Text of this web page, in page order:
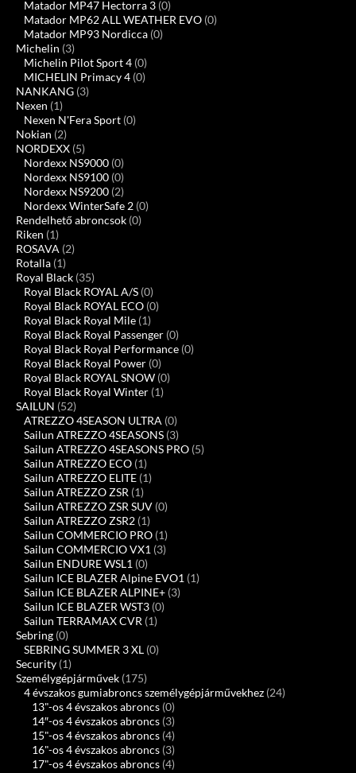
Matador MP47 Hectorra 3 (0)
Matador MP62 ALL WEATHER EVO (0)
Matador MP93 Nordicca (0)
Michelin (3)
Michelin Pilot Sport 4 (0)
MICHELIN Primacy 4 (0)
NANKANG (3)
Nexen (1)
Nexen N'Fera Sport (0)
Nokian (2)
NORDEXX (5)
Nordexx NS9000 (0)
Nordexx NS9100 (0)
Nordexx NS9200 (2)
Nordexx WinterSafe 2 (0)
Rendelhető abroncsok (0)
Riken (1)
ROSAVA (2)
Rotalla (1)
Royal Black (35)
Royal Black ROYAL A/S (0)
Royal Black ROYAL ECO (0)
Royal Black Royal Mile (1)
Royal Black Royal Passenger (0)
Royal Black Royal Performance (0)
Royal Black Royal Power (0)
Royal Black ROYAL SNOW (0)
Royal Black Royal Winter (1)
SAILUN (52)
ATREZZO 4SEASON ULTRA (0)
Sailun ATREZZO 4SEASONS (3)
Sailun ATREZZO 4SEASONS PRO (5)
Sailun ATREZZO ECO (1)
Sailun ATREZZO ELITE (1)
Sailun ATREZZO ZSR (1)
Sailun ATREZZO ZSR SUV (0)
Sailun ATREZZO ZSR2 (1)
Sailun COMMERCIO PRO (1)
Sailun COMMERCIO VX1 (3)
Sailun ENDURE WSL1 (0)
Sailun ICE BLAZER Alpine EVO1 (1)
Sailun ICE BLAZER ALPINE+ (3)
Sailun ICE BLAZER WST3 (0)
Sailun TERRAMAX CVR (1)
Sebring (0)
SEBRING SUMMER 3 XL (0)
Security (1)
Személygépjárművek (175)
4 évszakos gumiabroncs személygépjárművekhez (24)
13"-os 4 évszakos abroncs (0)
14″-os 4 évszakos abroncs (3)
15"-os 4 évszakos abroncs (4)
16"-os 4 évszakos abroncs (3)
17"-os 4 évszakos abroncs (4)